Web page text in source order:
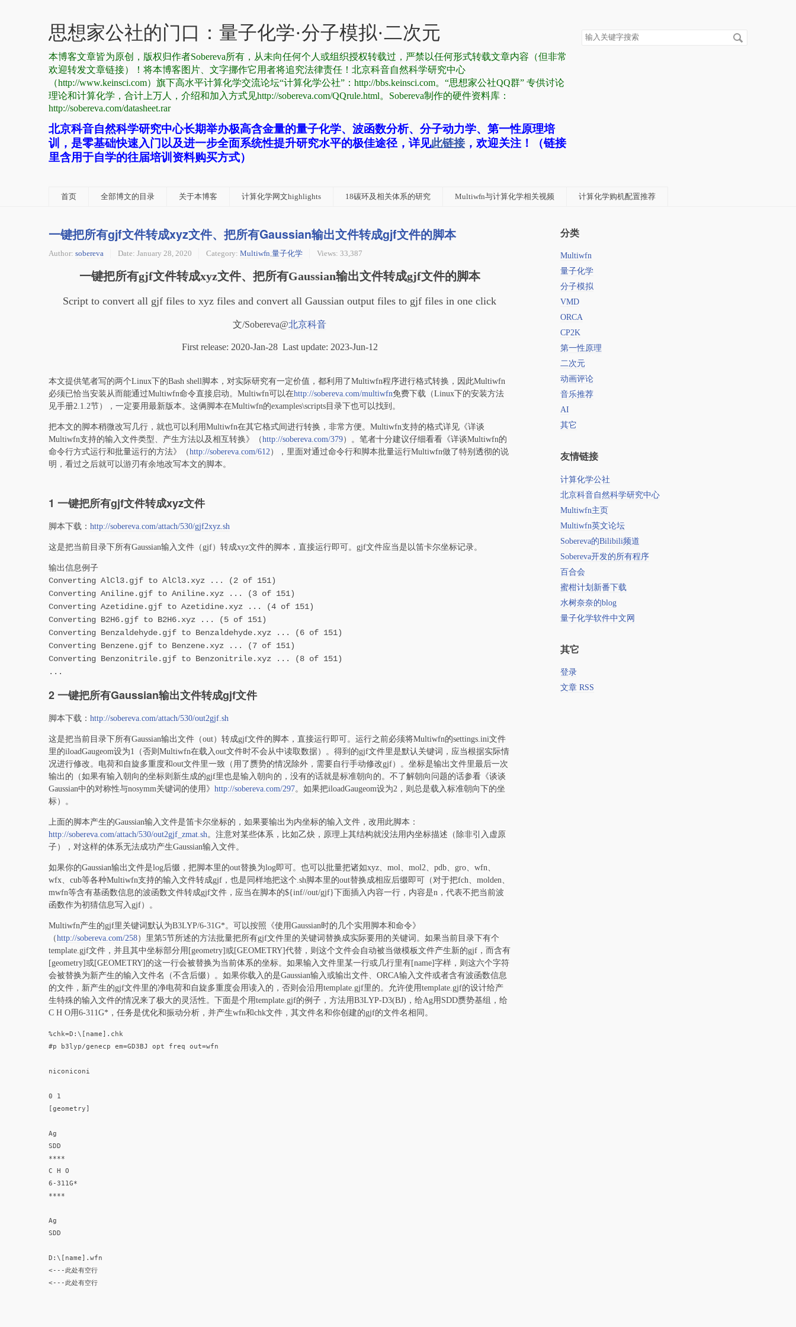
思想家公社的门口：量子化学·分子模拟·二次元
本博客文章皆为原创，版权归作者Sobereva所有，从未向任何个人或组织授权转载过，严禁以任何形式转载文章内容（但非常
欢迎转发文章链接）！将本博客图片、文字挪作它用者将追究法律责任！北京科音自然科学研究中心
（http://www.keinsci.com）旗下高水平计算化学交流论坛“计算化学公社”：http://bbs.keinsci.com。“思想家公社QQ群” 专供讨论
理论和计算化学，合计上万人，介绍和加入方式见http://sobereva.com/QQrule.html。Sobereva制作的硬件资料库：
http://sobereva.com/datasheet.rar
北京科音自然科学研究中心长期举办极高含金量的量子化学、波函数分析、分子动力学、第一性原理培
训，是零基础快速入门以及进一步全面系统性提升研究水平的极佳途径，详见此链接，欢迎关注！（链接
里含用于自学的往届培训资料购买方式）
搜
首页 全部博文的目录 关于本博客 计算化学网文highlights 18碳环及相关体系的研究 Multiwfn与计算化学相关视频 计算化学购机配置推荐
一键把所有gjf文件转成xyz文件、把所有Gaussian输出文件转成gjf文件的脚本
Author: sobereva Date: January 28, 2020 Category: Multiwfn,量子化学 Views: 33,387
一键把所有gjf文件转成xyz文件、把所有Gaussian输出文件转成gjf文件的脚本
Script to convert all gjf files to xyz files and convert all Gaussian output files to gjf files in one click
文/Sobereva@北京科音
First release: 2020-Jan-28 Last update: 2023-Jun-12
本文提供笔者写的两个Linux下的Bash shell脚本，对实际研究有一定价值，都利用了Multiwfn程序进行格式转换，因此Multiwfn
必须已恰当安装从而能通过Multiwfn命令直接启动。Multiwfn可以在http://sobereva.com/multiwfn免费下载（Linux下的安装方法
见手册2.1.2节），一定要用最新版本。这俩脚本在Multiwfn的examples\scripts目录下也可以找到。
把本文的脚本稍微改写几行，就也可以利用Multiwfn在其它格式间进行转换，非常方便。Multiwfn支持的格式详见《详谈
Multiwfn支持的输入文件类型、产生方法以及相互转换》（http://sobereva.com/379）。笔者十分建议仔细看看《详谈Multiwfn的
命令行方式运行和批量运行的方法》（http://sobereva.com/612），里面对通过命令行和脚本批量运行Multiwfn做了特别透彻的说
明，看过之后就可以游刃有余地改写本文的脚本。
1 一键把所有gjf文件转成xyz文件
脚本下载： http://sobereva.com/attach/530/gjf2xyz.sh
这是把当前目录下所有Gaussian输入文件（gjf）转成xyz文件的脚本，直接运行即可。gjf文件应当是以笛卡尔坐标记录。
输出信息例子
Converting AlCl3.gjf to AlCl3.xyz ... (2 of 151)
Converting Aniline.gjf to Aniline.xyz ... (3 of 151)
Converting Azetidine.gjf to Azetidine.xyz ... (4 of 151)
Converting B2H6.gjf to B2H6.xyz ... (5 of 151)
Converting Benzaldehyde.gjf to Benzaldehyde.xyz ... (6 of 151)
Converting Benzene.gjf to Benzene.xyz ... (7 of 151)
Converting Benzonitrile.gjf to Benzonitrile.xyz ... (8 of 151)
...
2 一键把所有Gaussian输出文件转成gjf文件
脚本下载： http://sobereva.com/attach/530/out2gjf.sh
这是把当前目录下所有Gaussian输出文件（out）转成gjf文件的脚本，直接运行即可。运行之前必须将Multiwfn的settings.ini文件
里的iloadGaugeom设为1（否则Multiwfn在载入out文件时不会从中读取数据）。得到的gjf文件里是默认关键词，应当根据实际情
况进行修改。电荷和自旋多重度和out文件里一致（用了赝势的情况除外，需要自行手动修改gjf）。坐标是输出文件里最后一次
输出的（如果有输入朝向的坐标则新生成的gjf里也是输入朝向的，没有的话就是标准朝向的。不了解朝向问题的话参看《谈谈
Gaussian中的对称性与nosymm关键词的使用》 http://sobereva.com/297。如果把iloadGaugeom设为2，则总是载入标准朝向下的坐
标）。
上面的脚本产生的Gaussian输入文件是笛卡尔坐标的，如果要输出为内坐标的输入文件，改用此脚本：
http://sobereva.com/attach/530/out2gjf_zmat.sh。注意对某些体系，比如乙炔，原理上其结构就没法用内坐标描述（除非引入虚原
子），对这样的体系无法成功产生Gaussian输入文件。
如果你的Gaussian输出文件是log后缀，把脚本里的out替换为log即可。也可以批量把诸如xyz、mol、mol2、pdb、gro、wfn、
wfx、cub等各种Multiwfn支持的输入文件转成gjf，也是同样地把这个.sh脚本里的out替换成相应后缀即可（对于把fch、molden、
mwfn等含有基函数信息的波函数文件转成gjf文件，应当在脚本的${inf//out/gjf}下面插入内容一行，内容是n，代表不把当前波
函数作为初猜信息写入gjf）。
Multiwfn产生的gjf里关键词默认为B3LYP/6-31G*。可以按照《使用Gaussian时的几个实用脚本和命令》
（http://sobereva.com/258）里第5节所述的方法批量把所有gjf文件里的关键词替换成实际要用的关键词。如果当前目录下有个
template.gjf文件，并且其中坐标部分用[geometry]或[GEOMETRY]代替，则这个文件会自动被当做模板文件产生新的gjf，而含有
[geometry]或[GEOMETRY]的这一行会被替换为当前体系的坐标。如果输入文件里某一行或几行里有[name]字样，则这六个字符
会被替换为新产生的输入文件名（不含后缀）。如果你载入的是Gaussian输入或输出文件、ORCA输入文件或者含有波函数信息
的文件，新产生的gjf文件里的净电荷和自旋多重度会用读入的，否则会沿用template.gjf里的。允许使用template.gjf的设计给产
生特殊的输入文件的情况来了极大的灵活性。下面是个用template.gjf的例子，方法用B3LYP-D3(BJ)，给Ag用SDD赝势基组，给
C H O用6-311G*，任务是优化和振动分析，并产生wfn和chk文件，其文件名和你创建的gjf的文件名相同。
%chk=D:\[name].chk
#p b3lyp/genecp em=GD3BJ opt freq out=wfn
niconiconi
0 1
[geometry]
Ag
SDD
****
C H O
6-311G*
****
Ag
SDD
D:\[name].wfn
<---此处有空行
<---此处有空行
分类
Multiwfn
量子化学
分子模拟
VMD
ORCA
CP2K
第一性原理
二次元
动画评论
音乐推荐
AI
其它
友情链接
计算化学公社
北京科音自然科学研究中心
Multiwfn主页
Multiwfn英文论坛
Sobereva的Bilibili频道
Sobereva开发的所有程序
百合会
蜜柑计划新番下载
水树奈奈的blog
量子化学软件中文网
其它
登录
文章 RSS